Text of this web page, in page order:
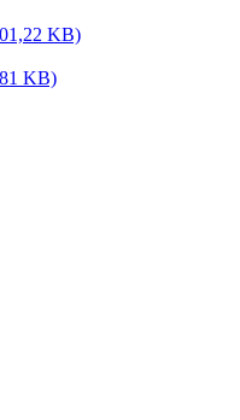
KB)
KB)